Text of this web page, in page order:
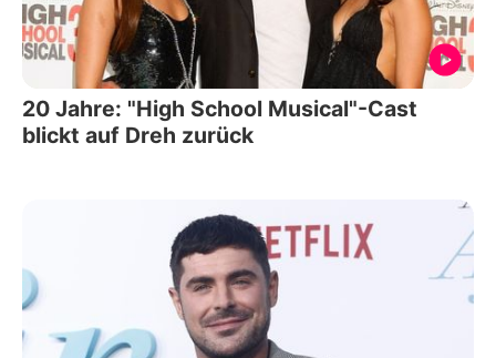
20 Jahre: "High School Musical"-Cast
blickt auf Dreh zurück